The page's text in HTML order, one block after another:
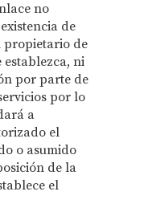
no
de
propietario de
establezca, ni
por parte de
por lo
a
el
o asumido
de la
el